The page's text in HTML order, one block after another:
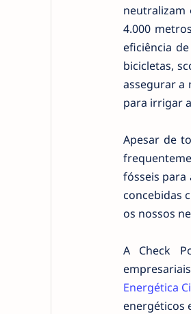
neutralizam
4.000
eficiência
bicicletas,
assegurar a
para irrigar
Apesar de
fósseis para
concebidas
os nossos
A Check
Energética
energéticos